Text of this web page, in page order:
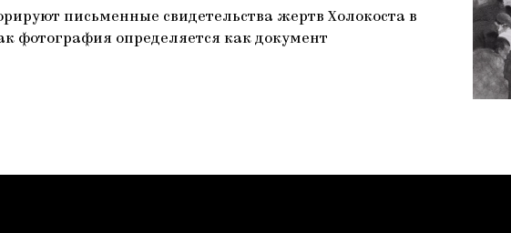
письменные свидетельства жертв Холокоста в
фотография определяется как документ